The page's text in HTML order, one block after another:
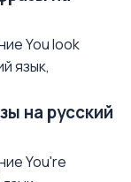
You look
язык,
на русский
You're